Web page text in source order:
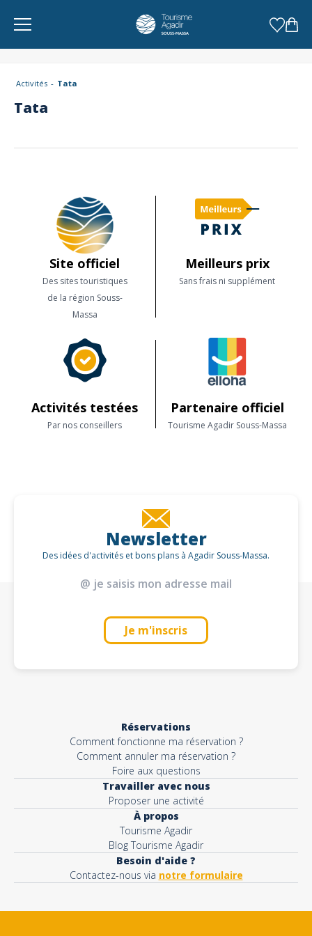
Activités Tata
Tata
Site officiel
Des sites touristiques
de la région Souss-
Massa
Meilleurs prix
Sans frais ni supplément
Activités testées
Par nos conseillers
Partenaire officiel
Tourisme Agadir Souss-Massa
Newsletter
Des idées d'activités et bons plans à Agadir Souss-Massa.
Je m'inscris
Réservations
Comment fonctionne ma réservation ?
Comment annuler ma réservation ?
Foire aux questions
Travailler avec nous
Proposer une activité
À propos
Tourisme Agadir
Blog Tourisme Agadir
Besoin d'aide ?
Contactez-nous via notre formulaire